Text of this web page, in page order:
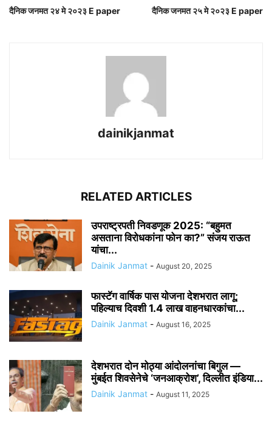
दैनिक जनमत २४ मे २०२३ E paper दैनिक जनमत २५ मे २०२३ E paper
dainikjanmat
RELATED ARTICLES
उपराष्ट्रपती निवडणूक 2025: “बहुमत
असताना विरोधकांना फोन का?” संजय राऊत
यांचा...
Dainik Janmat - August 20, 2025
फास्टॅग वार्षिक पास योजना देशभरात लागू;
पहिल्याच दिवशी 1.4 लाख वाहनधारकांचा...
Dainik Janmat - August 16, 2025
देशभरात दोन मोठ्या आंदोलनांचा बिगुल —
मुंबईत शिवसेनेचे ‘जनआक्रोश’, दिल्लीत इंडिया...
Dainik Janmat - August 11, 2025